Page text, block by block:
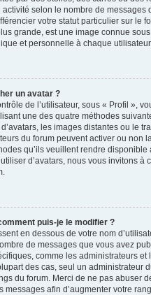
activité selon le nombre de messages
votre statut particulier sur le
grande, est une image connue sous
et personnelle à chaque
un avatar ?
de l’utilisateur, sous « Profil »,
une des quatre méthodes
les images distantes ou le
du forum peuvent activer ou non
qu’ils veuillent rendre disponible
d’avatars, nous vous invitons à
puis-je le modifier ?
en dessous de votre nom
de messages que vous avez
comme les administrateurs et
des cas, seul un administrateur
du forum. Merci de ne pas abuser
messages afin d’augmenter votre